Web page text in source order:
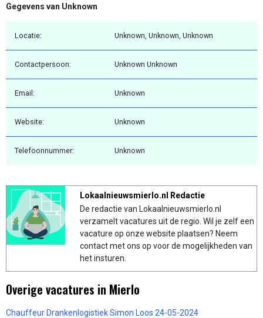
Gegevens van Unknown
Locatie: Unknown, Unknown, Unknown
Contactpersoon: Unknown Unknown
Email: Unknown
Website: Unknown
Telefoonnummer: Unknown
Lokaalnieuwsmierlo.nl Redactie
De redactie van Lokaalnieuwsmierlo.nl
verzamelt vacatures uit de regio. Wil je zelf een
vacature op onze website plaatsen? Neem
contact met ons op voor de mogelijkheden van
het insturen.
Overige vacatures in Mierlo
Chauffeur Drankenlogistiek Simon Loos 24-05-2024